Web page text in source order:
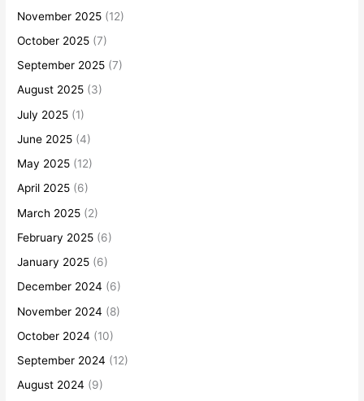
November 2025 (12)
October 2025 (7)
September 2025 (7)
August 2025 (3)
July 2025 (1)
June 2025 (4)
May 2025 (12)
April 2025 (6)
March 2025 (2)
February 2025 (6)
January 2025 (6)
December 2024 (6)
November 2024 (8)
October 2024 (10)
September 2024 (12)
August 2024 (9)